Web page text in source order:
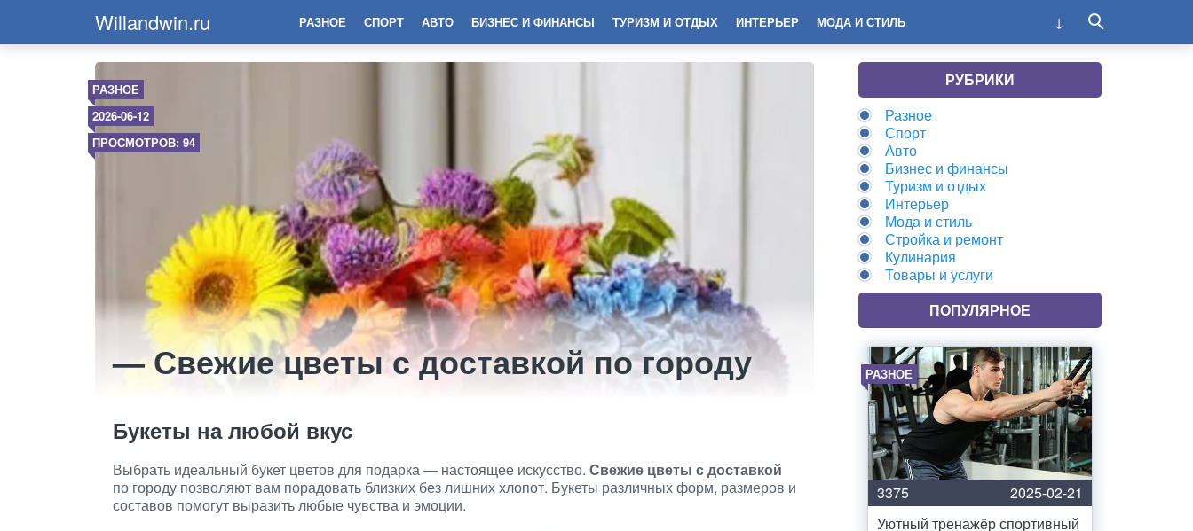
Willandwin.ru РАЗНОЕ СПОРТ АВТО БИЗНЕС И ФИНАНСЫ ТУРИЗМ И ОТДЫХ ИНТЕРЬЕР МОДА И СТИЛЬ
РАЗНОЕ
2026-06-12
ПРОСМОТРОВ: 94
— Свежие цветы с доставкой по городу
Букеты на любой вкус
Выбрать идеальный букет цветов для подарка — настоящее искусство. Свежие цветы с доставкой
по городу позволяют вам порадовать близких без лишних хлопот. Букеты различных форм, размеров и
составов помогут выразить любые чувства и эмоции.
РУБРИКИ
Разное
Спорт
Авто
Бизнес и финансы
Туризм и отдых
Интерьер
Мода и стиль
Стройка и ремонт
Кулинария
Товары и услуги
ПОПУЛЯРНОЕ
РАЗНОЕ
3375
2025-02-21
Уютный тренажёр спортивный